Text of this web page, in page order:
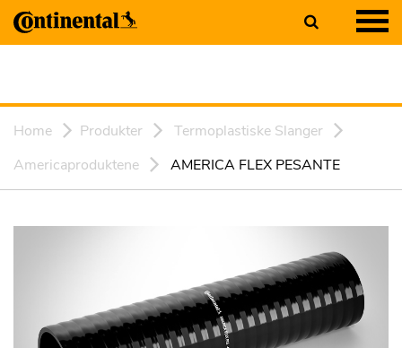
Home Produkter
Termoplastiske Slanger
Americaproduktene
AMERICA FLEX PESANTE